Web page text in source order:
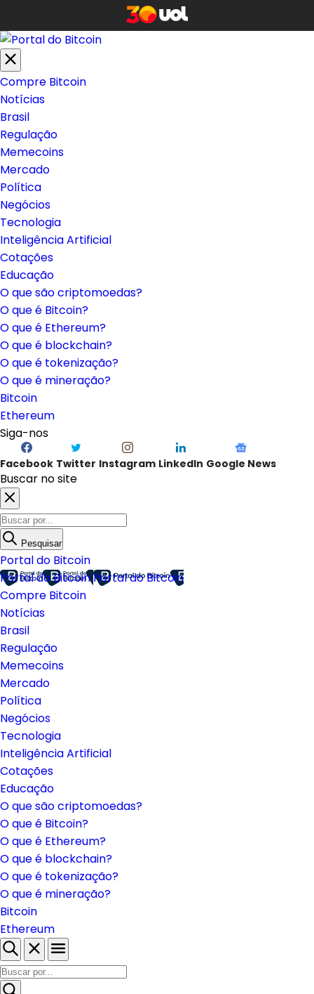
Compre Bitcoin
Notícias
Brasil
Regulação
Memecoins
Mercado
Política
Negócios
Tecnologia
Inteligência Artificial
Cotações
Educação
O que são criptomoedas?
O que é Bitcoin?
O que é Ethereum?
O que é blockchain?
O que é tokenização?
O que é mineração?
Bitcoin
Ethereum
Siga-nos
Facebook Twitter Instagram LinkedIn Google News
Buscar no site
Pesquisar
Portal do Bitcoin
Portal do BitcoinPortal do Bitcoin
Compre Bitcoin
Notícias
Brasil
Regulação
Memecoins
Mercado
Política
Negócios
Tecnologia
Inteligência Artificial
Cotações
Educação
O que são criptomoedas?
O que é Bitcoin?
O que é Ethereum?
O que é blockchain?
O que é tokenização?
O que é mineração?
Bitcoin
Ethereum